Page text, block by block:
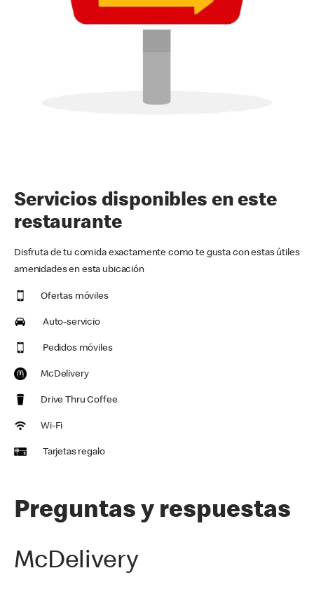
Servicios disponibles en este
restaurante
Disfruta de tu comida exactamente como te gusta con estas útiles
amenidades en esta ubicación
Ofertas móviles
Auto-servicio
Pedidos móviles
McDelivery
Drive Thru Coffee
Wi-Fi
Tarjetas regalo
Preguntas y respuestas
McDelivery